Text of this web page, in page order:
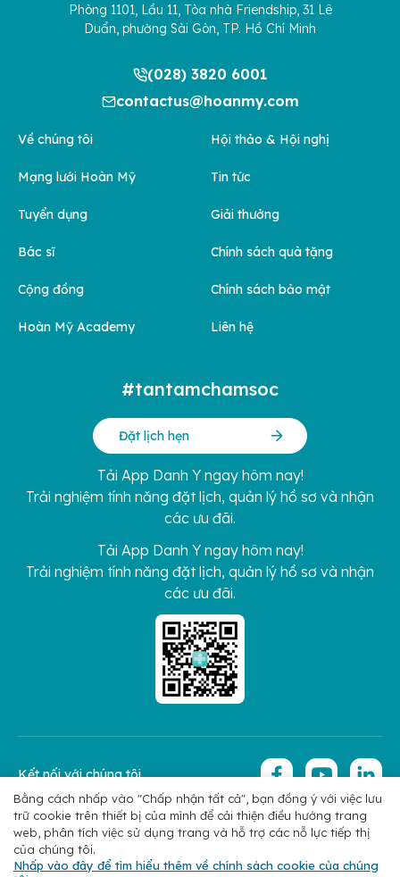
Phòng 1101, Lầu 11, Tòa nhà Friendship, 31 Lê
Duẩn, phường Sài Gòn, TP. Hồ Chí Minh
(028) 3820 6001
contactus@hoanmy.com
Về chúng tôi
Mạng lưới Hoàn Mỹ
Tuyển dụng
Bác sĩ
Cộng đồng
Hoàn Mỹ Academy
Hội thảo & Hội nghị
Tin tức
Giải thưởng
Chính sách quà tặng
Chính sách bảo mật
Liên hệ
#tantamchamsoc
Đặt lịch hẹn
Tải App Danh Y ngay hôm nay!
Trải nghiệm tính năng đặt lịch, quản lý hồ sơ và nhận
các ưu đãi.
Tải App Danh Y ngay hôm nay!
Trải nghiệm tính năng đặt lịch, quản lý hồ sơ và nhận
các ưu đãi.
Chính sách bảo mật Copyright 2026 © Hoan My Corporation
Kết nối với chúng tôi
Bằng cách nhấp vào "Chấp nhận tất cả", bạn đồng ý với việc lưu
trữ cookie trên thiết bị của mình để cải thiện điều hướng trang
web, phân tích việc sử dụng trang và hỗ trợ các nỗ lực tiếp thị
của chúng tôi.
Nhấp vào đây để tìm hiểu thêm về chính sách cookie của chúng